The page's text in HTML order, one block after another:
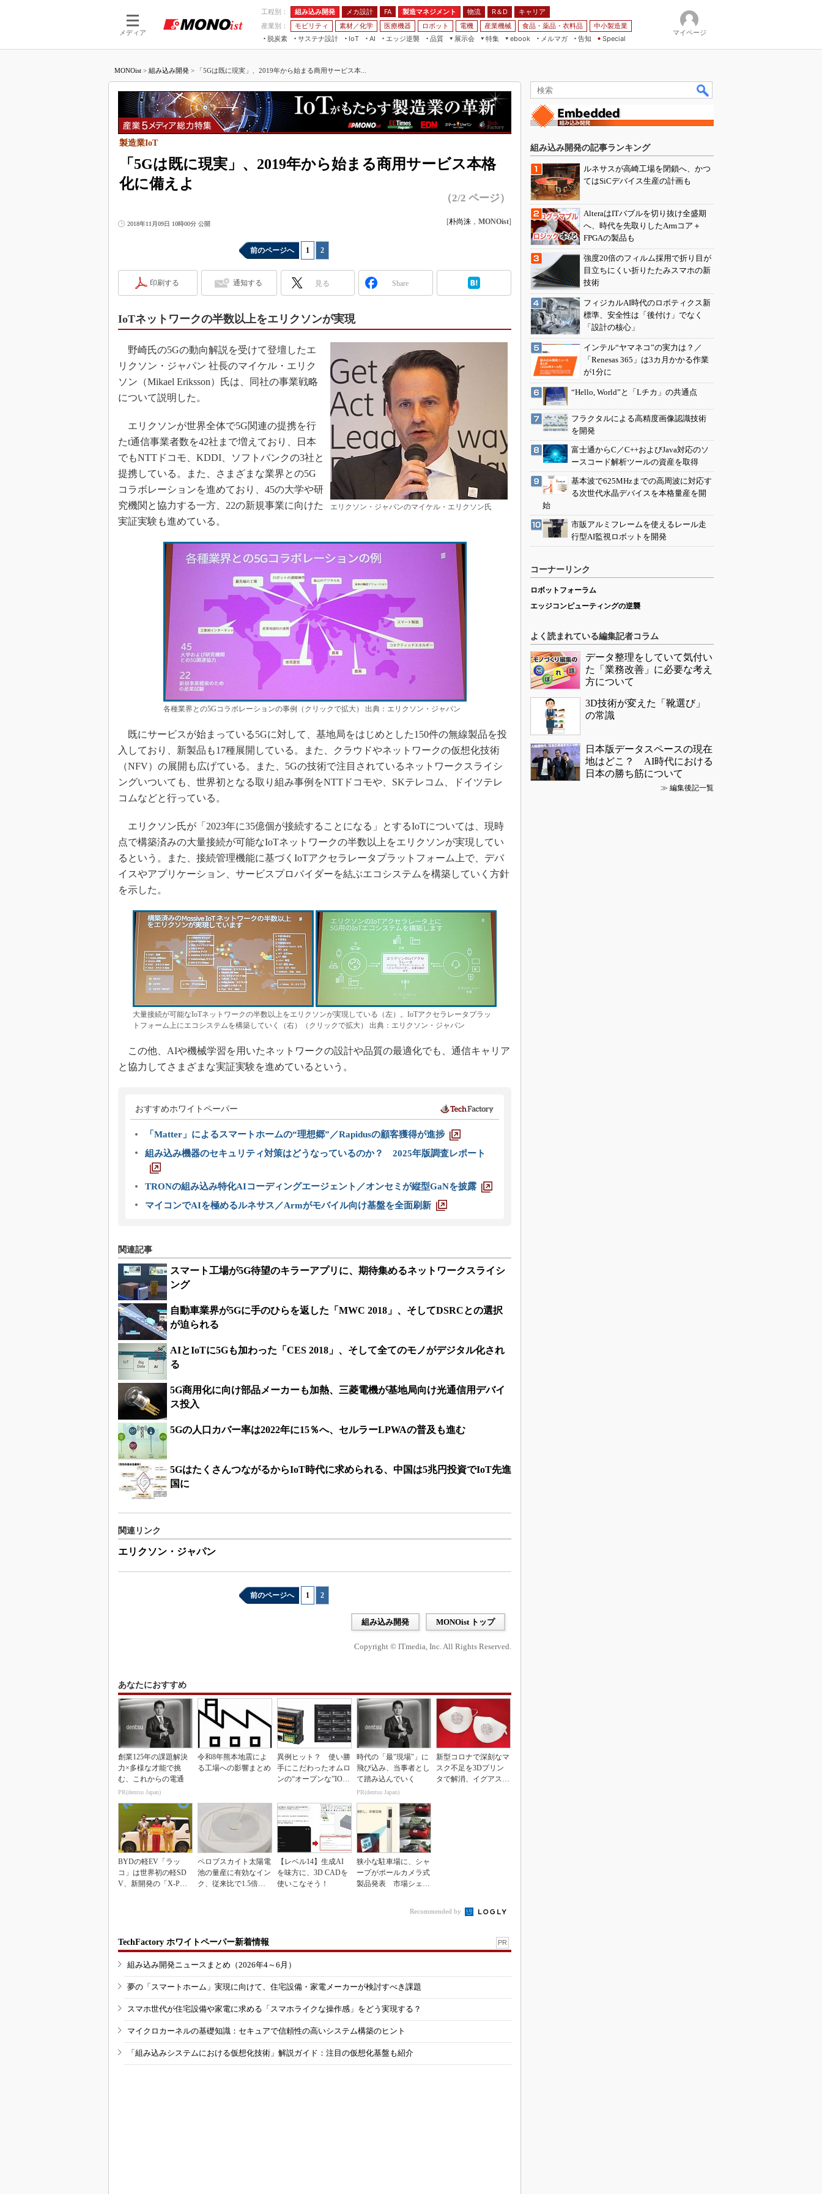
メディア
工程別： 組み込み開発 メカ設計 FA 製造マネジメント 物流 R＆D
キャリア
産業別：
モビリティ 素材／化学 医療機器 ロボット 電機 産業機械 食品・薬品・衣料品
中小製造業
脱炭素
サステナ設計
IoT
つながる工場
つながるサービス
AI
AI×設備保全
Physical AI
エッジ逆襲 品質
展示会
JIMTOF
組込み/エッジ コンピューティング
展＆IoT/5Gソリューション展
IIFES
国際ロボット展
ジャパンモビリティショー
TECHNO-FRONTIER
産業オープンネット展
特集
つながるクルマ
5G
VR／AR
フィールドサービス
組み込み画像技術
3Dプリンタ
デジタルツインとCAE
イノベーション
製造業ビッグデータ
メイドインジャパン
植物工場
知財マネジメント
海外生産
グローバル設計・開発
制御セキュリティ
新型コロナへの対応
ebook
製造マネジメント
FA
モビリティ
メルマガ
告知 Special
マイページ
MONOist > 組み込み開発 > 「5Gは既に現実」、2019年から始まる商用サービス本...
「5Gは既に現実」、2019年から始まる商用サービス本格
化に備えよ
製造業IoT
（2/2 ページ）
2018年11月09日 10時00分 公開 [朴尚洙 ， MONOist]
前のページへ 1 2
印刷する 通知する 見る Share
IoTネットワークの半数以上をエリクソンが実現
エリクソン・ジャパンのマイケル・エリクソン氏
野崎氏の5Gの動向解説を受けて登壇したエ
リクソン・ジャパン 社長のマイケル・エリク
ソン（Mikael Eriksson）氏は、同社の事業戦略
について説明した。
エリクソンが世界全体で5G関連の提携を行
たt通信事業者数を42社まで増えており、日本
でもNTTドコモ、KDDI、ソフトバンクの3社と
提携している。また、さまざまな業界との5G
コラボレーションを進めており、45の大学や研
究機関と協力する一方、22の新規事業に向けた
実証実験も進めている。
各種業界との5Gコラボレーションの事例（クリックで拡大） 出典：エリクソン・ジャパン
既にサービスが始まっている5Gに対して、基地局をはじめとした150件の無線製品を投
入しており、新製品も17種展開している。また、クラウドやネットワークの仮想化技術
（NFV）の展開も広げている。また、5Gの技術で注目されているネットワークスライシ
ングいついても、世界初となる取り組み事例をNTTドコモや、SKテレコム、ドイツテレ
コムなどと行っている。
エリクソン氏が「2023年に35億個が接続することになる」とするIoTについては、現時
点で構築済みの大量接続が可能なIoTネットワークの半数以上をエリクソンが実現してい
るという。また、接続管理機能に基づくIoTアクセラレータプラットフォーム上で、デバ
イスやアプリケーション、サービスプロバイダーを結ぶエコシステムを構築していく方針
を示した。
大量接続が可能なIoTネットワークの半数以上をエリクソンが実現している（左）。IoTアクセラレータプラッ
トフォーム上にエコシステムを構築していく（右）（クリックで拡大） 出典：エリクソン・ジャパン
この他、AIや機械学習を用いたネットワークの設計や品質の最適化でも、通信キャリア
と協力してさまざまな実証実験を進めているという。
おすすめホワイトペーパー
「Matter」によるスマートホームの“理想郷”／Rapidusの顧客獲得が進捗
組み込み機器のセキュリティ対策はどうなっているのか？ 2025年版調査レポート
TRONの組み込み特化AIコーディングエージェント／オンセミが縦型GaNを披露
マイコンでAIを極めるルネサス／Armがモバイル向け基盤を全面刷新
関連記事
スマート工場が5G待望のキラーアプリに、期待集めるネットワークスライシ
ング
自動車業界が5Gに手のひらを返した「MWC 2018」、そしてDSRCとの選択
が迫られる
AIとIoTに5Gも加わった「CES 2018」、そして全てのモノがデジタル化され
る
5G商用化に向け部品メーカーも加熱、三菱電機が基地局向け光通信用デバイ
ス投入
5Gの人口カバー率は2022年に15％へ、セルラーLPWAの普及も進む
5GはたくさんつながるからIoT時代に求められる、中国は5兆円投資でIoT先進
国に
関連リンク
エリクソン・ジャパン
前のページへ 1 2
組み込み開発 MONOist トップ
Copyright © ITmedia, Inc. All Rights Reserved.
あなたにおすすめ
創業125年の課題解決
力×多様な才能で挑
む、これからの電通
PR(dentsu Japan)
令和8年熊本地震によ
る工場への影響まとめ
異例ヒット？ 使い勝
手にこだわったオムロ
ンの“オープンな”IO-L
時代の「最"現場"」に
飛び込み、当事者とし
て踏み込んでいく
PR(dentsu Japan)
新型コロナで深刻なマ
スク不足を3Dプリン
タで解消、イグアスが
BYDの軽EV「ラッ
コ」は世界初の軽SD
V、新開発の「X-PAC
ペロブスカイト太陽電
池の量産に有効なイン
ク、従来比で1.5倍の
【レベル14】生成AI
を味方に、3D CADを
使いこなそう！
狭小な駐車場に、シャ
ープがポールカメラ式
製品発表 市場シェア
Recommended by
TechFactory ホワイトペーパー新着情報 PR
組み込み開発ニュースまとめ（2026年4～6月）
夢の「スマートホーム」実現に向けて、住宅設備・家電メーカーが検討すべき課題
スマホ世代が住宅設備や家電に求める「スマホライクな操作感」をどう実現する？
マイクロカーネルの基礎知識：セキュアで信頼性の高いシステム構築のヒント
「組み込みシステムにおける仮想化技術」解説ガイド：注目の仮想化基盤も紹介
組み込み開発の記事ランキング
ルネサスが高崎工場を閉鎖へ、かつ
てはSiCデバイス生産の計画も
AlteraはITバブルを切り抜け全盛期
へ、時代を先取りしたArmコア＋
FPGAの製品も
強度20倍のフィルム採用で折り目が
目立ちにくい折りたたみスマホの新
技術
フィジカルAI時代のロボティクス新
標準、安全性は「後付け」でなく
「設計の核心」
インテル“ヤマネコ”の実力は？／
「Renesas 365」は3カ月かかる作業
が1分に
“Hello, World”と「Lチカ」の共通点
フラクタルによる高精度画像認識技術
を開発
富士通からC／C++およびJava対応のソ
ースコード解析ツールの資産を取得
基本波で625MHzまでの高周波に対応す
る次世代水晶デバイスを本格量産を開
始
市販アルミフレームを使えるレール走
行型AI監視ロボットを開発
コーナーリンク
ロボットフォーラム
エッジコンピューティングの逆襲
よく読まれている編集記者コラム
データ整理をしていて気付い
た「業務改善」に必要な考え
方について
3D技術が変えた「靴選び」
の常識
日本版データスペースの現在
地はどこ？ AI時代における
日本の勝ち筋について
≫ 編集後記一覧